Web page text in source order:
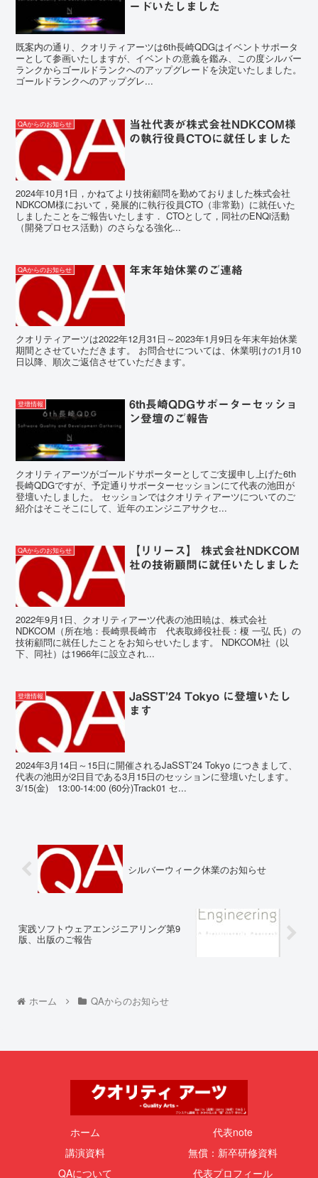
ードいたしました
既案内の通り、クオリティアーツは6th長崎QDGはイベントサポータ
ーとして参画いたしますが、イベントの意義を鑑み、この度シルバー
ランクからゴールドランクへのアップグレードを決定いたしました。
ゴールドランクへのアップグレ...
QAからのお知らせ
当社代表が株式会社NDKCOM様
の執行役員CTOに就任しました
2024年10月1日，かねてより技術顧問を勤めておりました株式会社
NDKCOM様において，発展的に執行役員CTO（非常勤）に就任いた
しましたことをご報告いたします． CTOとして，同社のENQi活動
（開発プロセス活動）のさらなる強化...
QAからのお知らせ 年末年始休業のご連絡
クオリティアーツは2022年12月31日～2023年1月9日を年末年始休業
期間とさせていただきます。 お問合せについては、休業明けの1月10
日以降、順次ご返信させていただきます。
登壇情報
6th長崎QDGサポーターセッショ
ン登壇のご報告
クオリティアーツがゴールドサポーターとしてご支援申し上げた6th
長崎QDGですが、予定通りサポーターセッションにて代表の池田が
登壇いたしました。 セッションではクオリティアーツについてのご
紹介はそこそこにして、近年のエンジニアサクセ...
QAからのお知らせ
【リリース】 株式会社NDKCOM
社の技術顧問に就任いたしました
2022年9月1日、クオリティアーツ代表の池田暁は、株式会社
NDKCOM（所在地：長崎県長崎市 代表取締役社長：榎 一弘 氏）の
技術顧問に就任したことをお知らせいたします。 NDKCOM社（以
下、同社）は1966年に設立され...
登壇情報
JaSST’24 Tokyo に登壇いたし
ます
2024年3月14日～15日に開催されるJaSST’24 Tokyo につきまして、
代表の池田が2日目である3月15日のセッションに登壇いたします。
3/15(金) 13:00-14:00 (60分)Track01 セ...
シルバーウィーク休業のお知らせ
実践ソフトウェアエンジニアリング第9
版、出版のご報告
ホーム QAからのお知らせ
ホーム
代表note
講演資料
無償：新卒研修資料
QAについて
代表プロフィール